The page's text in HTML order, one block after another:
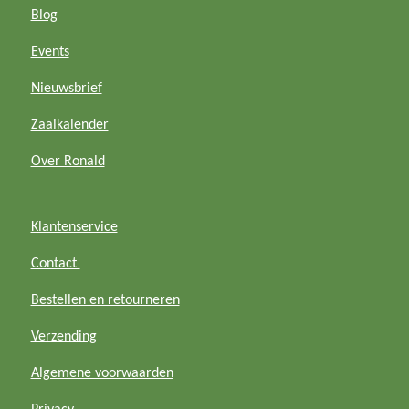
t
a
r
a
p
p
Blog
Events
Nieuwsbrief
Zaaikalender
Over Ronald
Klantenservice
Contact
Bestellen en retourneren
Verzending
Algemene voorwaarden